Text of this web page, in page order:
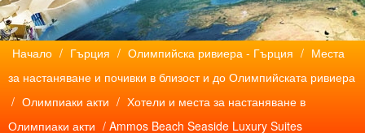
Начало / Гърция / Олимпийска ривиера - Гърция / Места
за настаняване и почивки в близост и до Олимпийската ривиера
/ Олимпиаки акти / Хотели и места за настаняване в
Олимпиаки акти / Ammos Beach Seaside Luxury Suites